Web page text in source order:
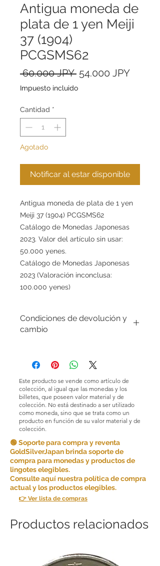
Antigua moneda de
plata de 1 yen Meiji
37 (1904)
PCGSMS62
60.000 JPY Precio
54.000 JPYPrecio
Impuesto incluido
Cantidad *
Agotado
Notificar al estar disponible
Antigua moneda de plata de 1 yen
Meiji 37 (1904) PCGSMS62
Catálogo de Monedas Japonesas
2023. Valor del artículo sin usar:
50.000 yenes.
Catálogo de Monedas Japonesas
2023 (Valoración inconclusa:
100.000 yenes)
Condiciones de devolución y
cambio
nos esforzamos por ofrecer productos
la satisfacción del cliente. Debido a la
naturaleza de los productos que
vendemos, en principio no aceptamos
devoluciones por comodidad del
cliente.
Sin embargo, en determinadas
circunstancias, podemos aceptar
devoluciones como excepción. Las
devoluciones son posibles si se
cumplen las siguientes condiciones:
Artículo incorrecto: si recibe un artículo
dentro de los [5 días] posteriores a la
recepción del artículo y le enviaremos
Este producto se vende como artículo de
colección, al igual que las monedas y los
billetes, que poseen valor material y de
colección. No está destinado a ser utilizado
como moneda, sino que se trata como un
producto en función de su valor material y de
colección.
🟢 Soporte para compra y reventa
GoldSilverJapan brinda soporte de
compra para monedas y productos de
lingotes elegibles.
Consulte aquí nuestra política de compra
actual y los productos elegibles.
👉 Ver lista de compras
Productos relacionados